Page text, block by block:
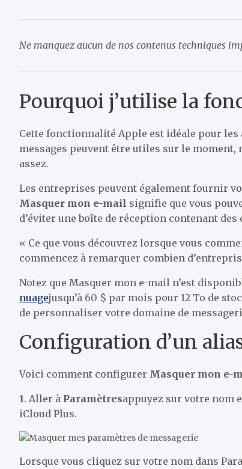
Ne manquez aucun de nos contenus techniques
Pourquoi j’utilise la
Cette fonctionnalité Apple est idéale pour les
messages peuvent être utiles sur le
assez.
Les entreprises peuvent également fournir
Masquer mon e-mail signifie que vous
d’éviter une boîte de réception contenant
« Ce que vous découvrez lorsque vous
commencez à remarquer combien
Notez que Masquer mon e-mail n’est
nuagejusqu’à 60 $ par mois pour 12 To de
de personnaliser votre domaine de
Configuration d’un
Voici comment configurer Masquer mon e-
1. Aller à Paramètresappuyez sur votre nom
iCloud Plus.
Lorsque vous cliquez sur votre nom dans